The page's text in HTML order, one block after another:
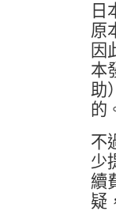
日
原
因
本
助
的
不
少
續
疑